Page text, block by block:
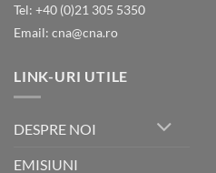
Tel: +40 (0)21 305 5350
Email: cna@cna.ro
LINK-URI UTILE
DESPRE NOI
EMISIUNI